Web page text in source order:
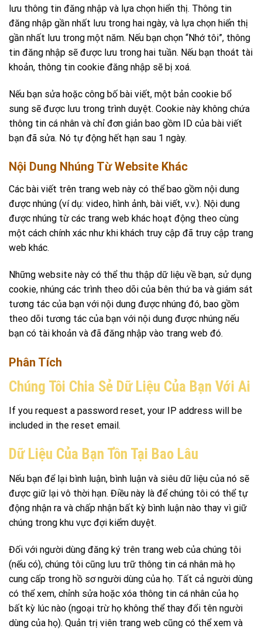
lưu thông tin đăng nhập và lựa chọn hiển thị. Thông tin
đăng nhập gần nhất lưu trong hai ngày, và lựa chọn hiển thị
gần nhất lưu trong một năm. Nếu bạn chọn “Nhớ tôi”, thông
tin đăng nhập sẽ được lưu trong hai tuần. Nếu bạn thoát tài
khoản, thông tin cookie đăng nhập sẽ bị xoá.
Nếu bạn sửa hoặc công bố bài viết, một bản cookie bổ
sung sẽ được lưu trong trình duyệt. Cookie này không chứa
thông tin cá nhân và chỉ đơn giản bao gồm ID của bài viết
bạn đã sửa. Nó tự động hết hạn sau 1 ngày.
Nội Dung Nhúng Từ Website Khác
Các bài viết trên trang web này có thể bao gồm nội dung
được nhúng (ví dụ: video, hình ảnh, bài viết, v.v.). Nội dung
được nhúng từ các trang web khác hoạt động theo cùng
một cách chính xác như khi khách truy cập đã truy cập trang
web khác.
Những website này có thể thu thập dữ liệu về bạn, sử dụng
cookie, nhúng các trình theo dõi của bên thứ ba và giám sát
tương tác của bạn với nội dung được nhúng đó, bao gồm
theo dõi tương tác của bạn với nội dung được nhúng nếu
bạn có tài khoản và đã đăng nhập vào trang web đó.
Phân Tích
Chúng Tôi Chia Sẻ Dữ Liệu Của Bạn Với Ai
If you request a password reset, your IP address will be
included in the reset email.
Dữ Liệu Của Bạn Tồn Tại Bao Lâu
Nếu bạn để lại bình luận, bình luận và siêu dữ liệu của nó sẽ
được giữ lại vô thời hạn. Điều này là để chúng tôi có thể tự
động nhận ra và chấp nhận bất kỳ bình luận nào thay vì giữ
chúng trong khu vực đợi kiểm duyệt.
Đối với người dùng đăng ký trên trang web của chúng tôi
(nếu có), chúng tôi cũng lưu trữ thông tin cá nhân mà họ
cung cấp trong hồ sơ người dùng của họ. Tất cả người dùng
có thể xem, chỉnh sửa hoặc xóa thông tin cá nhân của họ
bất kỳ lúc nào (ngoại trừ họ không thể thay đổi tên người
dùng của họ). Quản trị viên trang web cũng có thể xem và